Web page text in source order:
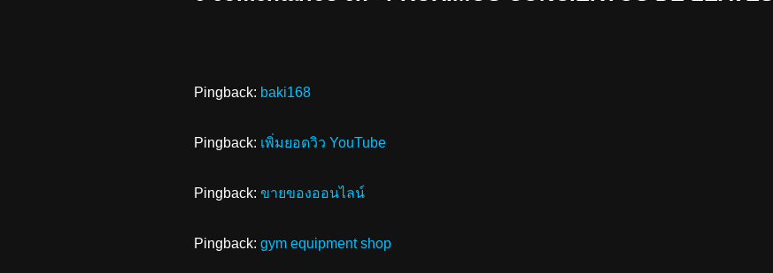
Pingback: baki168
Pingback: เพิ่มยอดวิว YouTube
Pingback: ขายของออนไลน์
Pingback: gym equipment shop